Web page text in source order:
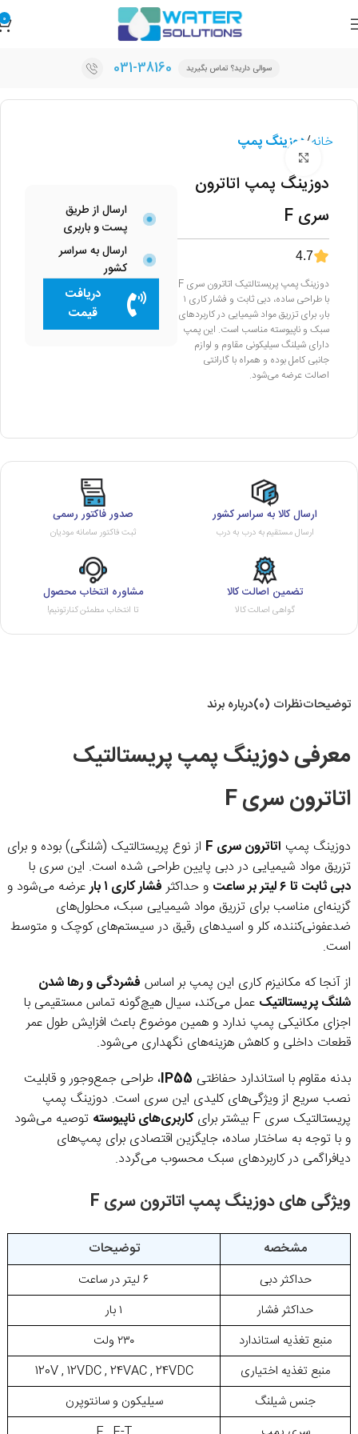
0
سوالی دارید؟ تماس بگیرید 031-38160
خانه دوزینگ پمپ
ارسال از طریق
پست و باربری
ارسال به سراسر
کشور
دریافت
قیمت
دوزینگ پمپ اتاترون
سری F
4.7
دوزینگ پمپ پریستالتیک اتاترون سری F
با طراحی ساده، دبی ثابت و فشار کاری ۱
بار، برای تزریق مواد شیمیایی در کاربردهای
سبک و ناپیوسته مناسب است. این پمپ
دارای شیلنگ سیلیکونی مقاوم و لوازم
جانبی کامل بوده و همراه با گارانتی
اصالت عرضه می‌شود.
ارسال کالا به سراسر کشور
ارسال مستقیم به درب به درب
صدور فاکتور رسمی
ثبت فاکتور سامانه مودیان
تضمین اصالت کالا
گواهی اصالت کالا
مشاوره انتخاب محصول
تا انتخاب مطمئن کنارتونیم!
توضیحاتنظرات (0) درباره برند
معرفی دوزینگ پمپ پریستالتیک
اتاترون سری F
دوزینگ پمپ اتاترون سری F
از نوع پریستالتیک (شلنگی) بوده و برای
تزریق مواد شیمیایی در دبی پایین طراحی شده است. این سری با
دبی ثابت تا ۶ لیتر بر ساعت
و حداکثرفشار کاری ۱ بار
عرضه می‌شود و
گزینه‌ای مناسب برای تزریق مواد شیمیایی سبک، محلول‌های
ضدعفونی‌کننده، کلر و اسیدهای رقیق در سیستم‌های کوچک و متوسط
است.
از آنجا که مکانیزم کاری این پمپ بر اساس فشردگی و رها شدن
شلنگ پریستالتیک عمل می‌کند، سیال هیچ‌گونه تماس مستقیمی با
اجزای مکانیکی پمپ ندارد و همین موضوع باعث افزایش طول عمر
قطعات داخلی و کاهش هزینه‌های نگهداری می‌شود.
بدنه مقاوم با استاندارد حفاظتی IP55، طراحی جمع‌وجور و قابلیت
نصب سریع از ویژگی‌های کلیدی این سری است. دوزینگ پمپ
پریستالتیک سری F بیشتر برای
کاربری‌های ناپیوسته توصیه می‌شود
و با توجه به ساختار ساده، جایگزین اقتصادی برای پمپ‌های
دیافراگمی در کاربردهای سبک محسوب می‌گردد.
ویژگی های دوزینگ پمپ اتاترون سری F
مشخصه توضیحات
حداکثر دبی
۶ لیتر در ساعت
حداکثر فشار
۱ بار
منبع تغذیه استاندارد
۲۳۰ ولت
منبع تغذیه اختیاری
120V , 12VDC , 24VAC , 24VDC
جنس شیلنگ
سیلیکون و سانتوپرن